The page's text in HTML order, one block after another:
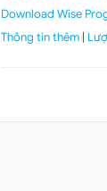
Download Wise
Thông tin thêm |